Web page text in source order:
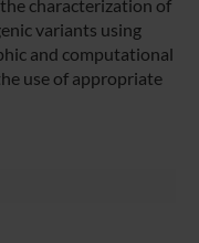
characterization of
variants using
and computational
use of appropriate